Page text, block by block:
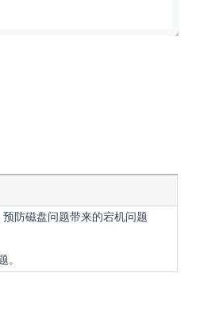
防磁盘问题带来的宕机问题
。